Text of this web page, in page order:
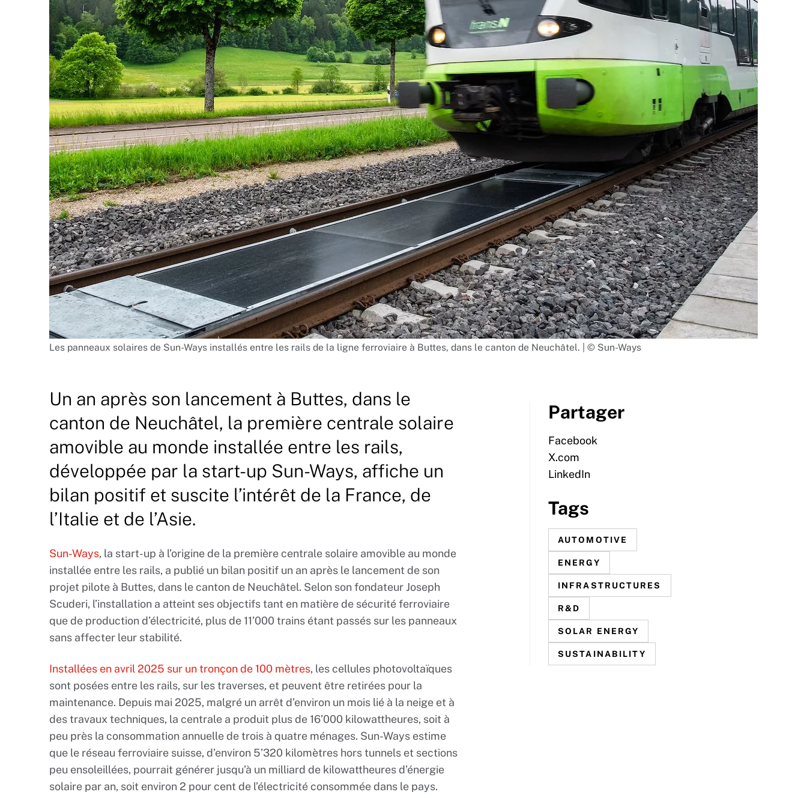
Les panneaux solaires de Sun-Ways installés entre les rails de la ligne ferroviaire à Buttes, dans le canton de Neuchâtel. | © Sun-Ways
Un an après son lancement à Buttes, dans le
canton de Neuchâtel, la première centrale solaire
amovible au monde installée entre les rails,
développée par la start-up Sun-Ways, affiche un
bilan positif et suscite l’intérêt de la France, de
l’Italie et de l’Asie.
Sun-Ways, la start-up à l’origine de la première centrale solaire amovible au monde
installée entre les rails, a publié un bilan positif un an après le lancement de son
projet pilote à Buttes, dans le canton de Neuchâtel. Selon son fondateur Joseph
Scuderi, l’installation a atteint ses objectifs tant en matière de sécurité ferroviaire
que de production d’électricité, plus de 11’000 trains étant passés sur les panneaux
sans affecter leur stabilité.
Installées en avril 2025 sur un tronçon de 100 mètres, les cellules photovoltaïques
sont posées entre les rails, sur les traverses, et peuvent être retirées pour la
maintenance. Depuis mai 2025, malgré un arrêt d’environ un mois lié à la neige et à
des travaux techniques, la centrale a produit plus de 16’000 kilowattheures, soit à
peu près la consommation annuelle de trois à quatre ménages. Sun-Ways estime
que le réseau ferroviaire suisse, d’environ 5’320 kilomètres hors tunnels et sections
peu ensoleillées, pourrait générer jusqu’à un milliard de kilowattheures d’énergie
solaire par an, soit environ 2 pour cent de l’électricité consommée dans le pays.
Partager
Facebook
X.com
LinkedIn
Tags
AUTOMOTIVE
ENERGY
INFRASTRUCTURES
R&D
SOLAR ENERGY
SUSTAINABILITY